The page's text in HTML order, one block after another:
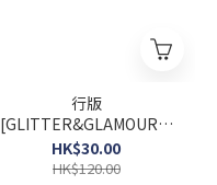
行版
[GLITTER&GLAMOURS]
閃光的哈薩維 琪琪·安達
露西亞
HK$30.00
HK$120.00